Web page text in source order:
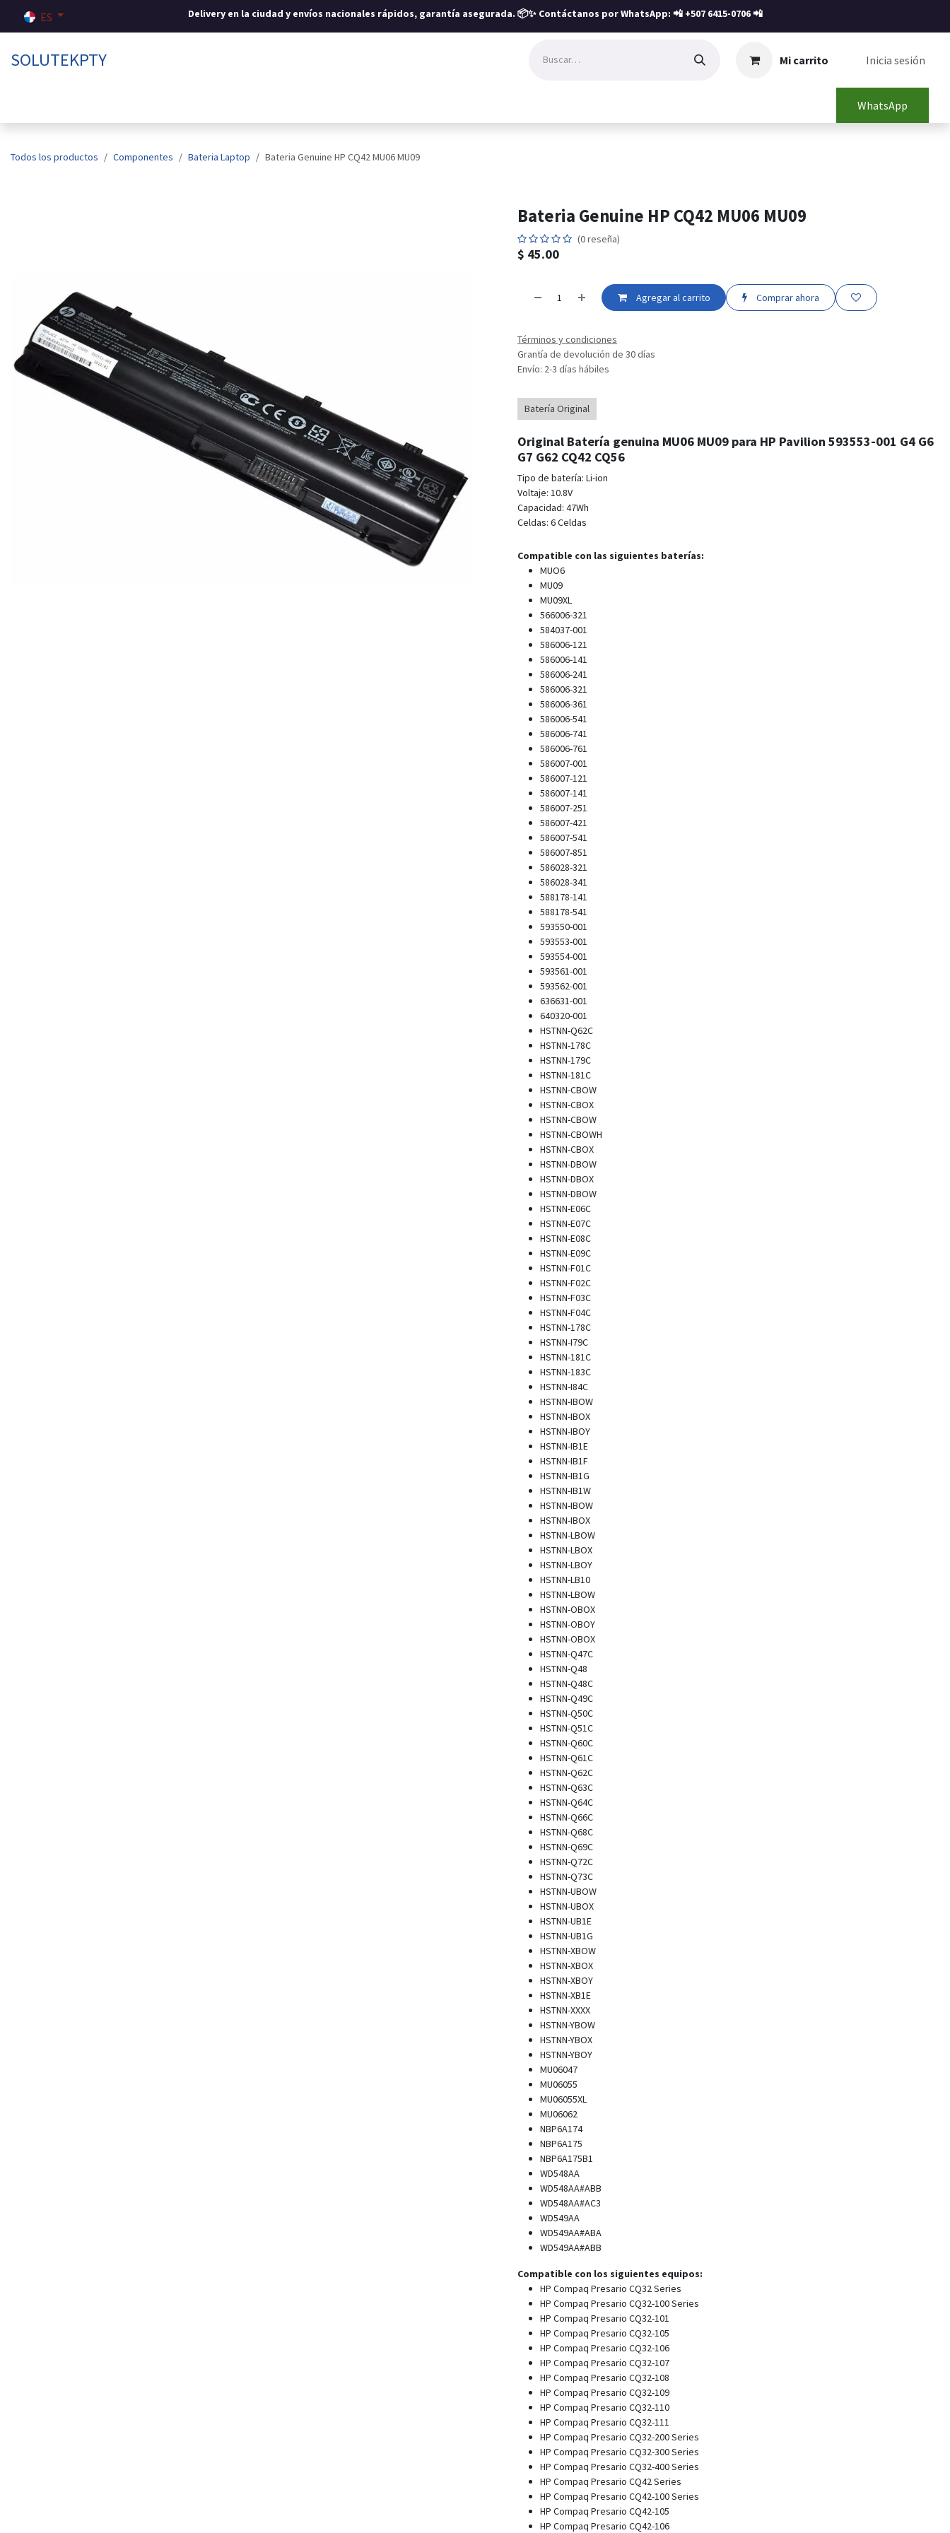
ES Delivery en la ciudad y envíos nacionales rápidos, garantía asegurada. 📦✨ Contáctanos por WhatsApp: 📲 +507 6415-0706📲
SOLUTEKPTY Mi carrito Inicia sesión
WhatsApp
Todos los productos Componentes Bateria Laptop Bateria Genuine HP CQ42 MU06 MU09
Bateria Genuine HP CQ42 MU06 MU09
(0 reseña)
$ 45.00
Agregar al carrito Comprar ahora
Términos y condiciones
Grantía de devolución de 30 días
Envío: 2-3 días hábiles
Batería Original
Original Batería genuina MU06 MU09 para HP Pavilion 593553-001 G4 G6
G7 G62 CQ42 CQ56
Tipo de batería: Li-ion
Voltaje: 10.8V
Capacidad: 47Wh
Celdas: 6 Celdas
Compatible con las siguientes baterías:
MUO6
MU09
MU09XL
566006-321
584037-001
586006-121
586006-141
586006-241
586006-321
586006-361
586006-541
586006-741
586006-761
586007-001
586007-121
586007-141
586007-251
586007-421
586007-541
586007-851
586028-321
586028-341
588178-141
588178-541
593550-001
593553-001
593554-001
593561-001
593562-001
636631-001
640320-001
HSTNN-Q62C
HSTNN-178C
HSTNN-179C
HSTNN-181C
HSTNN-CBOW
HSTNN-CBOX
HSTNN-CBOW
HSTNN-CBOWH
HSTNN-CBOX
HSTNN-DBOW
HSTNN-DBOX
HSTNN-DBOW
HSTNN-E06C
HSTNN-E07C
HSTNN-E08C
HSTNN-E09C
HSTNN-F01C
HSTNN-F02C
HSTNN-F03C
HSTNN-F04C
HSTNN-178C
HSTNN-I79C
HSTNN-181C
HSTNN-183C
HSTNN-I84C
HSTNN-IBOW
HSTNN-IBOX
HSTNN-IBOY
HSTNN-IB1E
HSTNN-IB1F
HSTNN-IB1G
HSTNN-IB1W
HSTNN-IBOW
HSTNN-IBOX
HSTNN-LBOW
HSTNN-LBOX
HSTNN-LBOY
HSTNN-LB10
HSTNN-LBOW
HSTNN-OBOX
HSTNN-OBOY
HSTNN-OBOX
HSTNN-Q47C
HSTNN-Q48
HSTNN-Q48C
HSTNN-Q49C
HSTNN-Q50C
HSTNN-Q51C
HSTNN-Q60C
HSTNN-Q61C
HSTNN-Q62C
HSTNN-Q63C
HSTNN-Q64C
HSTNN-Q66C
HSTNN-Q68C
HSTNN-Q69C
HSTNN-Q72C
HSTNN-Q73C
HSTNN-UBOW
HSTNN-UBOX
HSTNN-UB1E
HSTNN-UB1G
HSTNN-XBOW
HSTNN-XBOX
HSTNN-XBOY
HSTNN-XB1E
HSTNN-XXXX
HSTNN-YBOW
HSTNN-YBOX
HSTNN-YBOY
MU06047
MU06055
MU06055XL
MU06062
NBP6A174
NBP6A175
NBP6A175B1
WD548AA
WD548AA#ABB
WD548AA#AC3
WD549AA
WD549AA#ABA
WD549AA#ABB
Compatible con los siguientes equipos:
HP Compaq Presario CQ32 Series
HP Compaq Presario CQ32-100 Series
HP Compaq Presario CQ32-101
HP Compaq Presario CQ32-105
HP Compaq Presario CQ32-106
HP Compaq Presario CQ32-107
HP Compaq Presario CQ32-108
HP Compaq Presario CQ32-109
HP Compaq Presario CQ32-110
HP Compaq Presario CQ32-111
HP Compaq Presario CQ32-200 Series
HP Compaq Presario CQ32-300 Series
HP Compaq Presario CQ32-400 Series
HP Compaq Presario CQ42 Series
HP Compaq Presario CQ42-100 Series
HP Compaq Presario CQ42-105
HP Compaq Presario CQ42-106